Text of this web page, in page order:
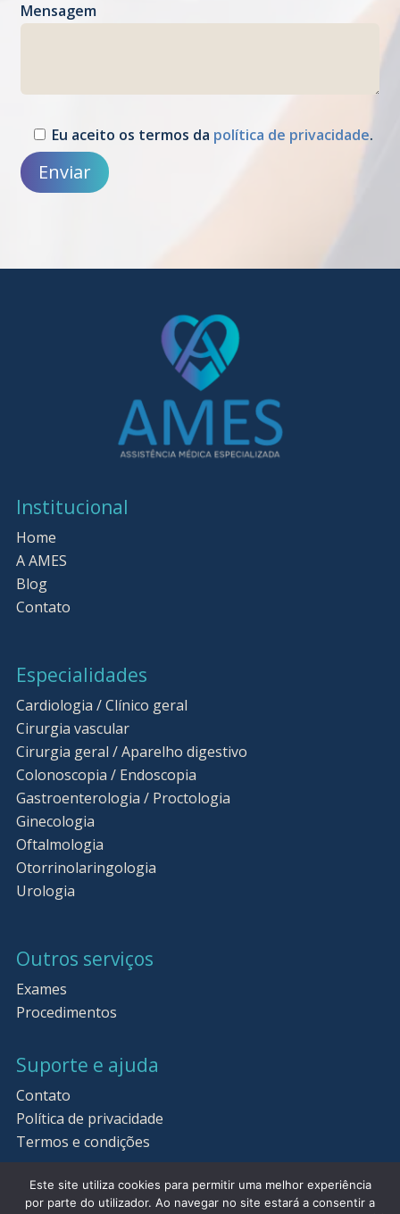
Mensagem
leave
this
field
Eu aceito os termos da política de privacidade.
Enviar
Institucional
Home
A AMES
Blog
Contato
Especialidades
Cardiologia / Clínico geral
Cirurgia vascular
Cirurgia geral / Aparelho digestivo
Colonoscopia / Endoscopia
Gastroenterologia / Proctologia
Ginecologia
Oftalmologia
Otorrinolaringologia
Urologia
Outros serviços
Exames
Procedimentos
Suporte e ajuda
Contato
Política de privacidade
Termos e condições
Este site utiliza cookies para permitir uma melhor experiência
por parte do utilizador. Ao navegar no site estará a consentir a